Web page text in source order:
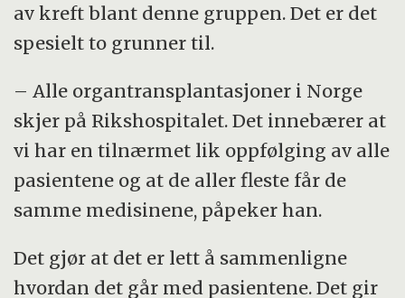
fra føflekker, men kan også oppstå
uavhengig av dem. Symptomer
endringer i en eksisterende føflekk.
Malignt melanom kan spre seg til andre
organer, lymfeknuter eller andre deler av
huden. Prognosen er generelt god hvis
svulsten oppdages og behandles tidlig,
men kan også være svært alvorlig.
av kreft blant denne gruppen. Det er det
spesielt to grunner til.
– Alle organtransplantasjoner i Norge
skjer på Rikshospitalet. Det innebærer at
vi har en tilnærmet lik oppfølging av alle
pasientene og at de aller fleste får de
samme medisinene, påpeker han.
Det gjør at det er lett å sammenligne
hvordan det går med pasientene. Det gir